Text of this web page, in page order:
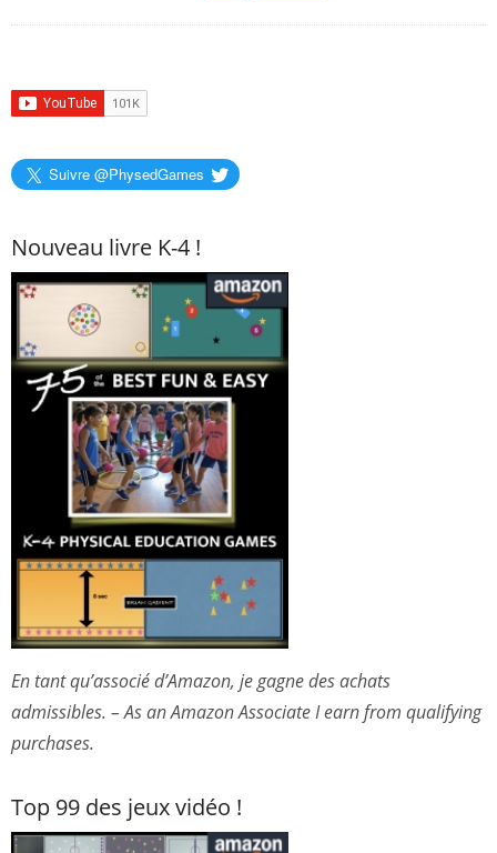
Suivre @PhysedGames
Nouveau livre K-4 !
En tant qu’associé d’Amazon, je gagne des achats
admissibles. – As an Amazon Associate I earn from qualifying
purchases.
Top 99 des jeux vidéo !